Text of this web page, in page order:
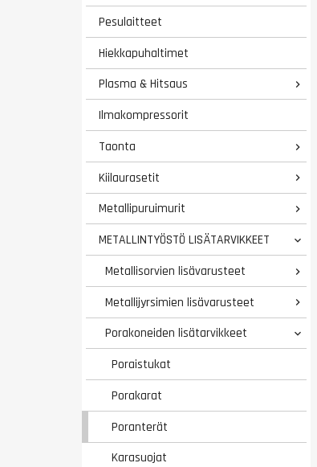
Pesulaitteet
Hiekkapuhaltimet
Plasma & Hitsaus

Ilmakompressorit
Taonta

Kiilaurasetit 
Metallipuruimurit 
METALLINTYÖSTÖ LISÄTARVIKKEET 
Metallisorvien lisävarusteet 
Metallijyrsimien lisävarusteet 
Porakoneiden lisätarvikkeet 
Poraistukat
Porakarat
Poranterät
Karasuojat